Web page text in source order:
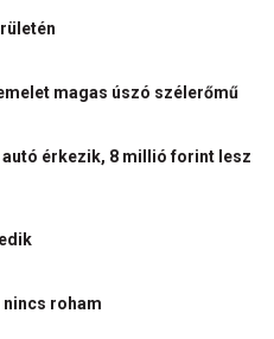
magas úszó szélerőmű
érkezik, 8 millió forint lesz
roham